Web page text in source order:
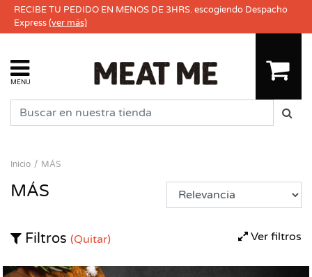
RECIBE TU PEDIDO EN MENOS DE 3HRS. escogiendo Despacho
Express(ver más)
MENU
Inicio MÁS
MÁS
Ver filtros
Filtros (Quitar)